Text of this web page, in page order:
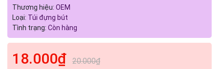
Thương hiệu: OEM
Loại: Túi đựng bút
Tình trạng: Còn hàng
18.000₫ 20.000₫